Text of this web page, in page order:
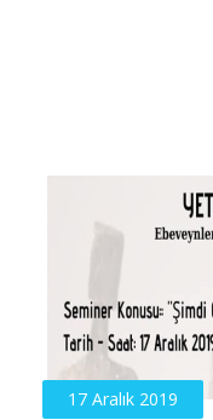
17 Aralık 2019